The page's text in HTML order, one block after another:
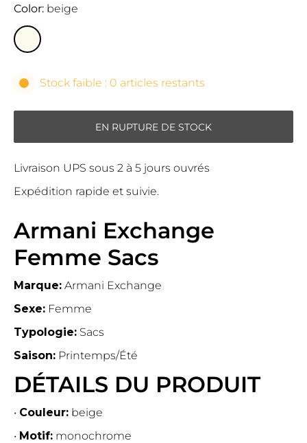
Color beige
Stock faible : 0 articles restants
EN RUPTURE DE STOCK
Livraison UPS sous 2 à 5 jours ouvrés
Expédition rapide et suivie.
Armani Exchange
Femme Sacs
Marque: Armani Exchange
Sexe: Femme
Typologie: Sacs
Saison: Printemps/Été
DÉTAILS DU PRODUIT
• Couleur: beige
• Motif: monochrome